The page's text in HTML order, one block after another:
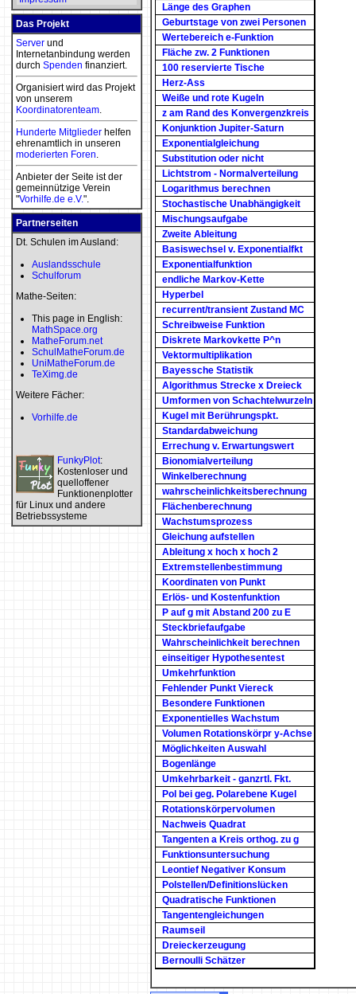
Das Projekt
Server und
Internetanbindung werden
durch Spenden finanziert.
Organisiert wird das Projekt
von unserem
Koordinatorenteam.
Hunderte Mitglieder helfen
ehrenamtlich in unseren
moderierten Foren.
Anbieter der Seite ist der
gemeinnützige Verein
"Vorhilfe.de e.V.".
Partnerseiten
Dt. Schulen im Ausland:
Auslandsschule
Schulforum
Mathe-Seiten:
This page in English:
MathSpace.org
MatheForum.net
SchulMatheForum.de
UniMatheForum.de
TeXimg.de
Weitere Fächer:
Vorhilfe.de
FunkyPlot:
Kostenloser und
quelloffener
Funktionenplotter
für Linux und andere
Betriebssysteme
Länge des Graphen
Geburtstage von zwei Personen
Wertebereich e-Funktion
Fläche zw. 2 Funktionen
100 reservierte Tische
Herz-Ass
Weiße und rote Kugeln
z am Rand des Konvergenzkreis
Konjunktion Jupiter-Saturn
Exponentialgleichung
Substitution oder nicht
Lichtstrom - Normalverteilung
Logarithmus berechnen
Stochastische Unabhängigkeit
Mischungsaufgabe
Zweite Ableitung
Basiswechsel v. Exponentialfkt
Exponentialfunktion
endliche Markov-Kette
Hyperbel
recurrent/transient Zustand MC
Schreibweise Funktion
Diskrete Markovkette P^n
Vektormultiplikation
Bayessche Statistik
Algorithmus Strecke x Dreieck
Umformen von Schachtelwurzeln
Kugel mit Berührungspkt.
Standardabweichung
Errechung v. Erwartungswert
Bionomialverteilung
Winkelberechnung
wahrscheinlichkeitsberechnung
Flächenberechnung
Wachstumsprozess
Gleichung aufstellen
Ableitung x hoch x hoch 2
Extremstellenbestimmung
Koordinaten von Punkt
Erlös- und Kostenfunktion
P auf g mit Abstand 200 zu E
Steckbriefaufgabe
Wahrscheinlichkeit berechnen
einseitiger Hypothesentest
Umkehrfunktion
Fehlender Punkt Viereck
Besondere Funktionen
Exponentielles Wachstum
Volumen Rotationskörpr y-Achse
Möglichkeiten Auswahl
Bogenlänge
Umkehrbarkeit - ganzrtl. Fkt.
Pol bei geg. Polarebene Kugel
Rotationskörpervolumen
Nachweis Quadrat
Tangenten a Kreis orthog. zu g
Funktionsuntersuchung
Leontief Negativer Konsum
Polstellen/Definitionslücken
Quadratische Funktionen
Tangentengleichungen
Raumseil
Dreieckerzeugung
Bernoulli Schätzer